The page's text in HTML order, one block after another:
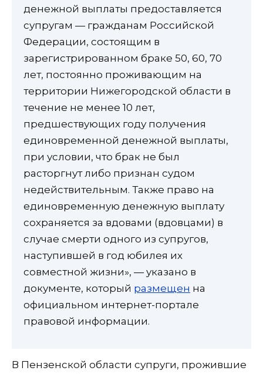
денежной выплаты предоставляется
супругам — гражданам Российской
Федерации, состоящим в
зарегистрированном браке 50, 60, 70
лет, постоянно проживающим на
территории Нижегородской области в
течение не менее 10 лет,
предшествующих году получения
единовременной денежной выплаты,
при условии, что брак не был
расторгнут либо признан судом
недействительным. Также право на
единовременную денежную выплату
сохраняется за вдовами (вдовцами) в
случае смерти одного из супругов,
наступившей в год юбилея их
совместной жизни», — указано в
документе, который размещен на
официальном интернет-портале
правовой информации.
В Пензенской области супруги, прожившие